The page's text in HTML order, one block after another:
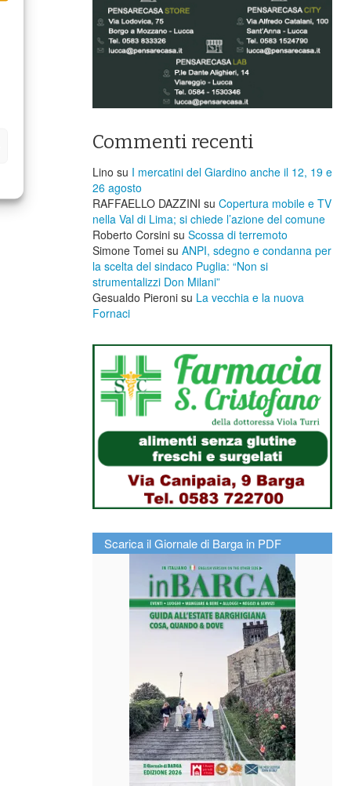
Commenti recenti
Lino su I mercatini del Giardino anche il 12, 19 e
26 agosto
RAFFAELLO DAZZINI su ​Copertura mobile e TV
nella Val di Lima; si chiede l’azione del comune
Roberto Corsini su Scossa di terremoto
Simone Tomei su ANPI, sdegno e condanna per
la scelta del sindaco Puglia: “Non si
strumentalizzi Don Milani”
Gesualdo Pieroni su La vecchia e la nuova
Fornaci
Scarica il Giornale di Barga in PDF